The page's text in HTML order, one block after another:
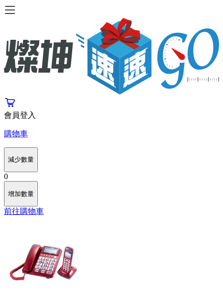
會員登入
購物車
減少數量
0
增加數量
前往購物車